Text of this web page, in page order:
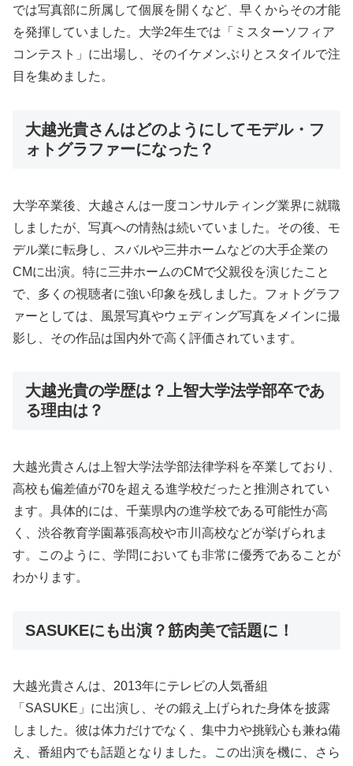
では写真部に所属して個展を開くなど、早くからその才能
を発揮していました。大学2年生では「ミスターソフィア
コンテスト」に出場し、そのイケメンぶりとスタイルで注
目を集めました。
大越光貴さんはどのようにしてモデル・フ
ォトグラファーになった？
大学卒業後、大越さんは一度コンサルティング業界に就職
しましたが、写真への情熱は続いていました。その後、モ
デル業に転身し、スバルや三井ホームなどの大手企業の
CMに出演。特に三井ホームのCMで父親役を演じたこと
で、多くの視聴者に強い印象を残しました。フォトグラフ
ァーとしては、風景写真やウェディング写真をメインに撮
影し、その作品は国内外で高く評価されています。
大越光貴の学歴は？上智大学法学部卒であ
る理由は？
大越光貴さんは上智大学法学部法律学科を卒業しており、
高校も偏差値が70を超える進学校だったと推測されてい
ます。具体的には、千葉県内の進学校である可能性が高
く、渋谷教育学園幕張高校や市川高校などが挙げられま
す。このように、学問においても非常に優秀であることが
わかります。
SASUKEにも出演？筋肉美で話題に！
大越光貴さんは、2013年にテレビの人気番組
「SASUKE」に出演し、その鍛え上げられた身体を披露
しました。彼は体力だけでなく、集中力や挑戦心も兼ね備
え、番組内でも話題となりました。この出演を機に、さら